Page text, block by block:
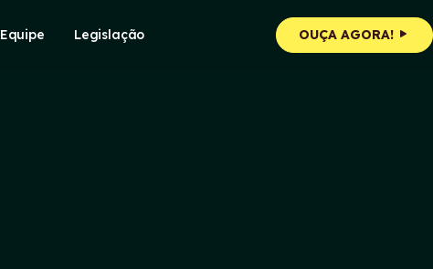
Equipe Legislação OUÇA AGORA!